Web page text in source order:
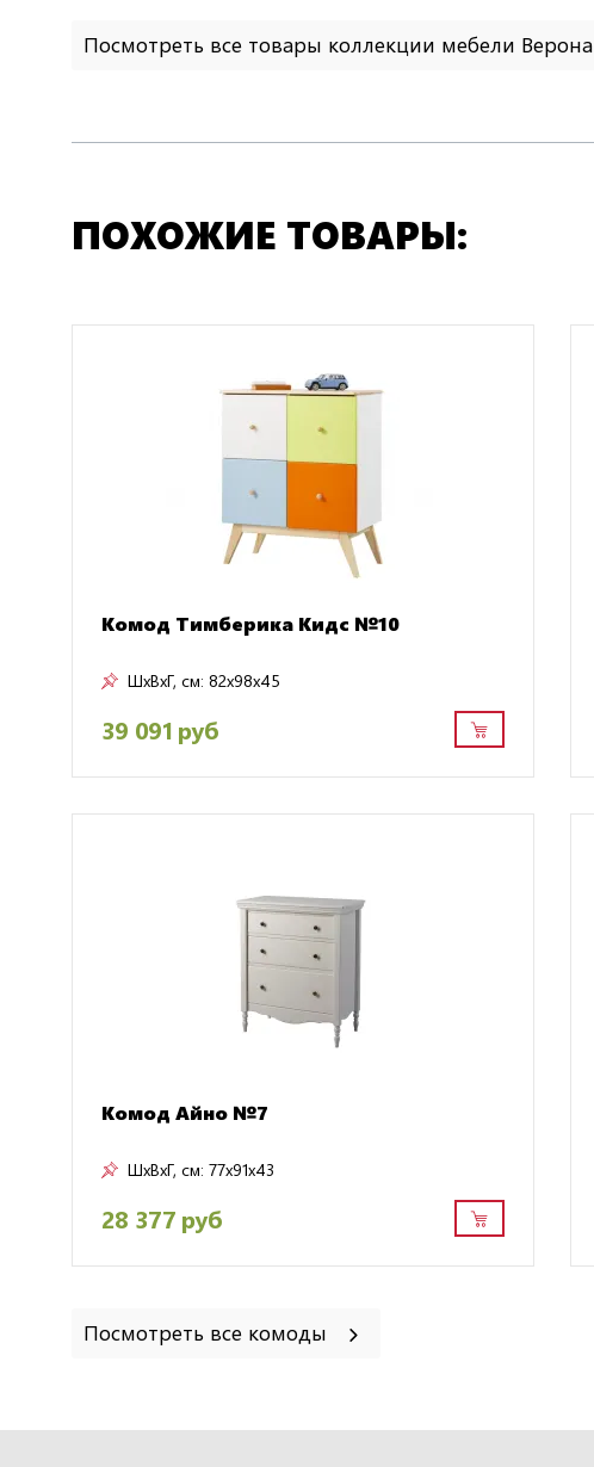
Посмотреть все товары коллекции мебели Верона
ПОХОЖИЕ ТОВАРЫ:
Комод Тимберика Кидс №10
ШxВxГ, см: 82x98x45
39 091 руб
Комод Айно №7
ШxВxГ, см: 77x91x43
28 377 руб
Посмотреть все комоды